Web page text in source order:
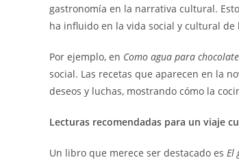
gastronomía en la narrativa cultural.
ha influido en la vida social y cultural de
Por ejemplo, en Como agua para chocolate
social. Las recetas que aparecen en la
deseos y luchas, mostrando cómo la
Lecturas recomendadas para un viaje
Un libro que merece ser destacado es El